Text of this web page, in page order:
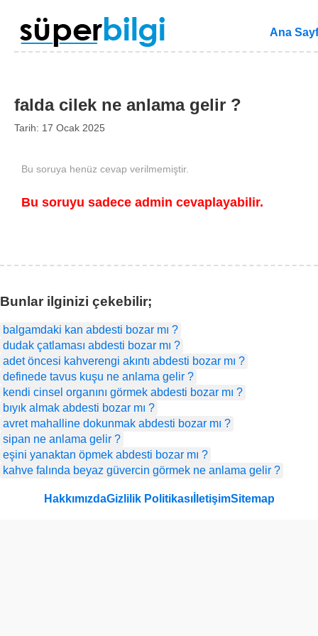
Ana
falda cilek ne anlama gelir ?
Tarih: 17 Ocak 2025
Bu soruya henüz cevap verilmemiştir.
Bu soruyu sadece admin cevaplayabilir.
Bunlar ilginizi çekebilir;
balgamdaki kan abdesti bozar mı ?
dudak çatlaması abdesti bozar mı ?
adet öncesi kahverengi akıntı abdesti bozar mı ?
definede tavus kuşu ne anlama gelir ?
kendi cinsel organını görmek abdesti bozar mı ?
bıyık almak abdesti bozar mı ?
avret mahalline dokunmak abdesti bozar mı ?
sipan ne anlama gelir ?
eşini yanaktan öpmek abdesti bozar mı ?
kahve falında beyaz güvercin görmek ne anlama gelir ?
HakkımızdaGizlilik PolitikasıİletişimSitemap